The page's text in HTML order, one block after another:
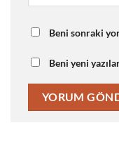
Beni sonraki
Beni yeni